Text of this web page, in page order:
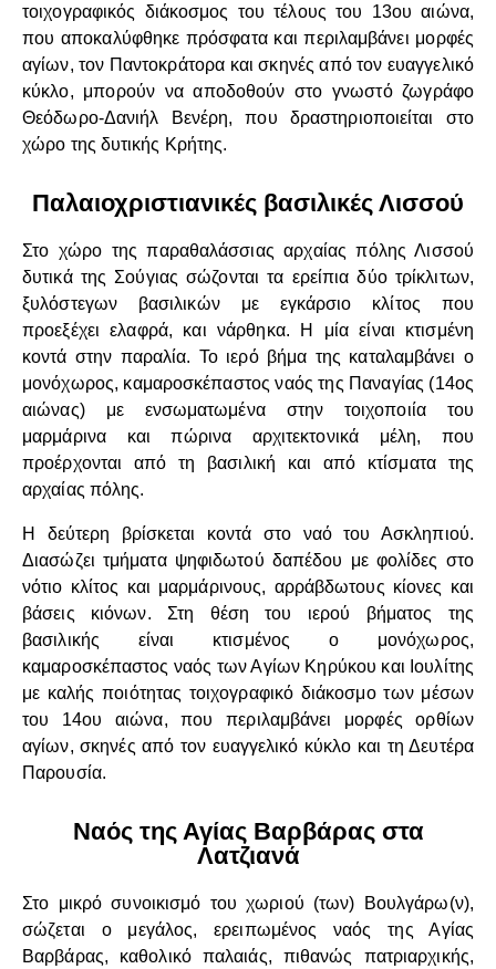
τοιχογραφικός διάκοσμος του τέλους του 13ου αιώνα,
που αποκαλύφθηκε πρόσφατα και περιλαμβάνει μορφές
αγίων, τον Παντοκράτορα και σκηνές από τον ευαγγελικό
κύκλο, μπορούν να αποδοθούν στο γνωστό ζωγράφο
Θεόδωρο-Δανιήλ Βενέρη, που δραστηριοποιείται στο
χώρο της δυτικής Κρήτης.
Παλαιοχριστιανικές βασιλικές Λισσού
Στο χώρο της παραθαλάσσιας αρχαίας πόλης Λισσού
δυτικά της Σούγιας σώζονται τα ερείπια δύο τρίκλιτων,
ξυλόστεγων βασιλικών με εγκάρσιο κλίτος που
προεξέχει ελαφρά, και νάρθηκα. Η μία είναι κτισμένη
κοντά στην παραλία. Το ιερό βήμα της καταλαμβάνει ο
μονόχωρος, καμαροσκέπαστος ναός της Παναγίας (14ος
αιώνας) με ενσωματωμένα στην τοιχοποιία του
μαρμάρινα και πώρινα αρχιτεκτονικά μέλη, που
προέρχονται από τη βασιλική και από κτίσματα της
αρχαίας πόλης.
Η δεύτερη βρίσκεται κοντά στο ναό του Ασκληπιού.
Διασώζει τμήματα ψηφιδωτού δαπέδου με φολίδες στο
νότιο κλίτος και μαρμάρινους, αρράβδωτους κίονες και
βάσεις κιόνων. Στη θέση του ιερού βήματος της
βασιλικής είναι κτισμένος ο μονόχωρος,
καμαροσκέπαστος ναός των Αγίων Κηρύκου και Ιουλίτης
με καλής ποιότητας τοιχογραφικό διάκοσμο των μέσων
του 14ου αιώνα, που περιλαμβάνει μορφές ορθίων
αγίων, σκηνές από τον ευαγγελικό κύκλο και τη Δευτέρα
Παρουσία.
Ναός της Αγίας Βαρβάρας στα
Λατζιανά
Στο μικρό συνοικισμό του χωριού (των) Βουλγάρω(ν),
σώζεται ο μεγάλος, ερειπωμένος ναός της Αγίας
Βαρβάρας, καθολικό παλαιάς, πιθανώς πατριαρχικής,